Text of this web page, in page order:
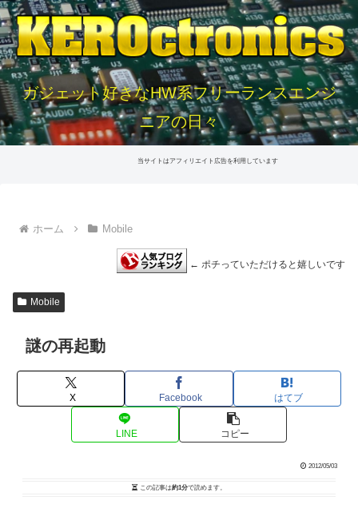
ガジェット好きなHW系フリーランスエンジ
ニアの日々
当サイトはアフィリエイト広告を利用しています
ホーム Mobile
← ポチっていただけると嬉しいです
Mobile
謎の再起動
X Facebook はてブ
LINE コピー
2012/05/03
この記事は約1分で読めます。